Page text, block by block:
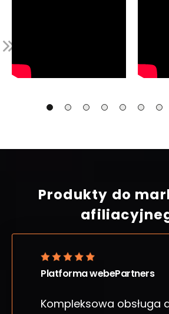
Produkty do
Platforma webePartners
Kompleksowa obsługa